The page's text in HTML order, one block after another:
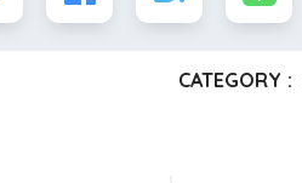
CATEGORY :